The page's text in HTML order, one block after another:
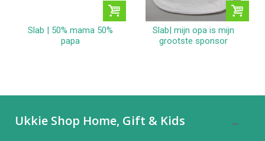
Slab | 50% mama 50%
papa
Slab| mijn opa is mijn
grootste sponsor
Ukkie Shop Home, Gift & Kids